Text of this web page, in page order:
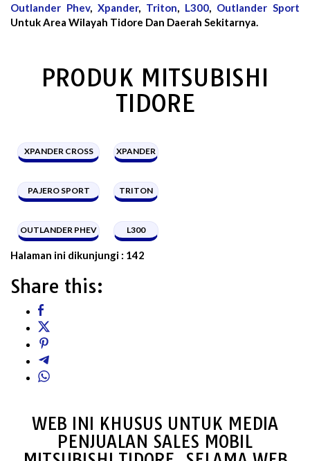
Outlander Phev, Xpander, Triton, L300, Outlander Sport
Untuk Area Wilayah Tidore Dan Daerah Sekitarnya.
PRODUK MITSUBISHI
TIDORE
XPANDER CROSS XPANDER
PAJERO SPORT TRITON
OUTLANDER PHEV L300
Halaman ini dikunjungi : 142
Share this:
WEB INI KHUSUS UNTUK MEDIA
PENJUALAN SALES MOBIL